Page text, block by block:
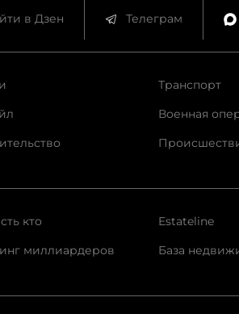
в Дзен Телеграм
Транспорт
Военная
кто
миллиардеров
Estateline
База